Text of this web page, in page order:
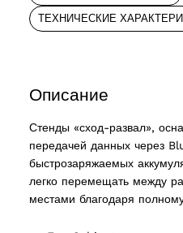
ТЕХНИЧЕСКИЕ
Описание
Стенды «сход-развал»,
передачей данных через
быстрозаряжаемых
легко перемещать между
местами благодаря